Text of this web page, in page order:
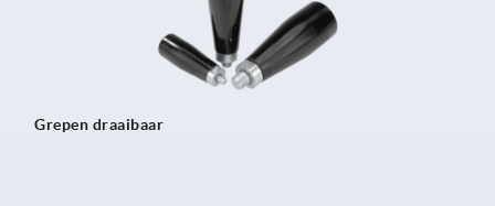
Grepen draaibaar